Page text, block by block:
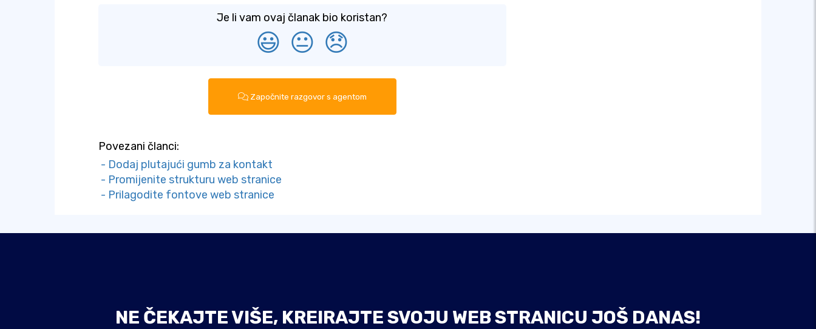
Je li vam ovaj članak bio koristan?
😃 😐 😞
Započnite razgovor s agentom
Povezani članci:
- Dodaj plutajući gumb za kontakt
- Promijenite strukturu web stranice
- Prilagodite fontove web stranice
NE ČEKAJTE VIŠE, KREIRAJTE SVOJU WEB STRANICU JOŠ DANAS!